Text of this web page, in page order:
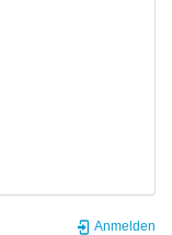
Anmelden